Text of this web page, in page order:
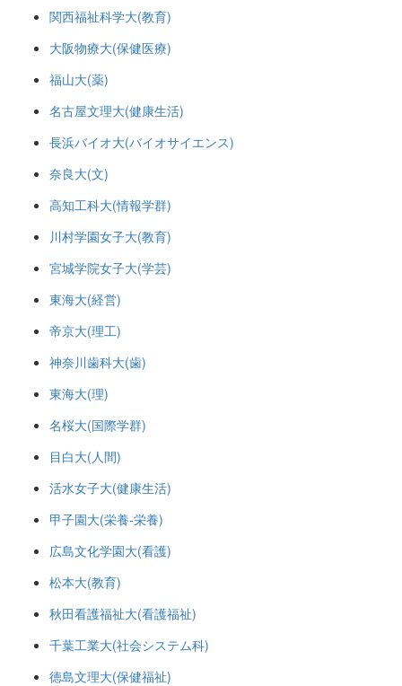
関西福祉科学大(教育)
大阪物療大(保健医療)
福山大(薬)
名古屋文理大(健康生活)
長浜バイオ大(バイオサイエンス)
奈良大(文)
高知工科大(情報学群)
川村学園女子大(教育)
宮城学院女子大(学芸)
東海大(経営)
帝京大(理工)
神奈川歯科大(歯)
東海大(理)
名桜大(国際学群)
目白大(人間)
活水女子大(健康生活)
甲子園大(栄養-栄養)
広島文化学園大(看護)
松本大(教育)
秋田看護福祉大(看護福祉)
千葉工業大(社会システム科)
徳島文理大(保健福祉)